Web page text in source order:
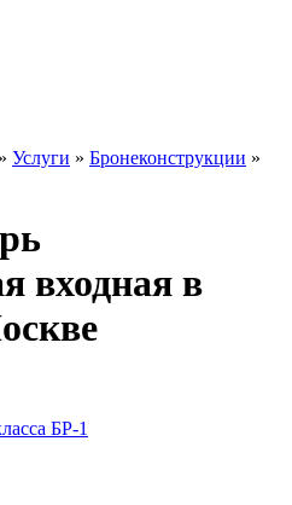
» Услуги » Бронеконструкции »
входная в
БР-1